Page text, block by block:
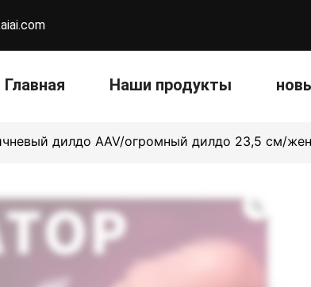
Главная Наши продукты
дилдо AAV/огромный дилдо 23,5 см/